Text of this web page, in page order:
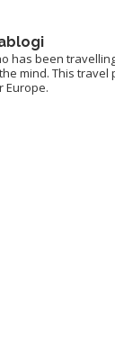
has been
mind. This
Europe.